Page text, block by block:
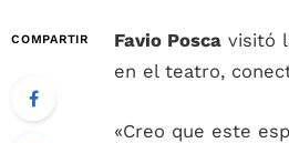
COMPARTIR Favio Posca visitó
en el teatro,
«Creo que este